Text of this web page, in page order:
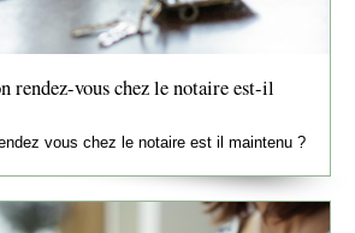
rendez-vous chez le notaire est-il
vous chez le notaire est il maintenu ?